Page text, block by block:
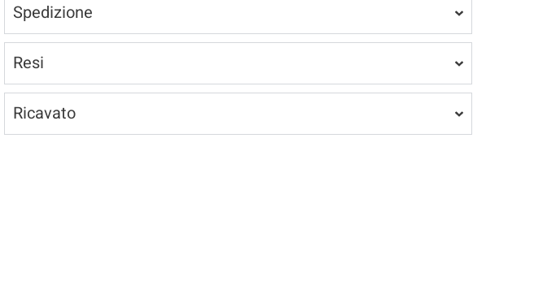
Spedizione
Resi
Ricavato